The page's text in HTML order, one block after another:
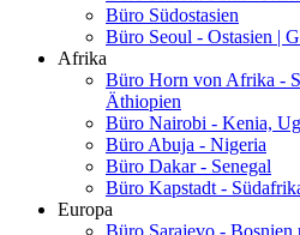
Büro Südostasien
Büro Seoul - Ostasien |
Afrika
Büro Horn von Afrika -
Äthiopien
Büro Nairobi - Kenia,
Büro Abuja - Nigeria
Büro Dakar - Senegal
Büro Kapstadt -
Europa
Büro Sarajevo -